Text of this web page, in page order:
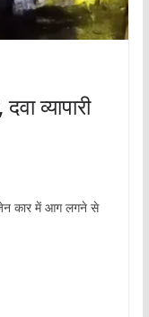
व्यापारी
कार में आग लगने से